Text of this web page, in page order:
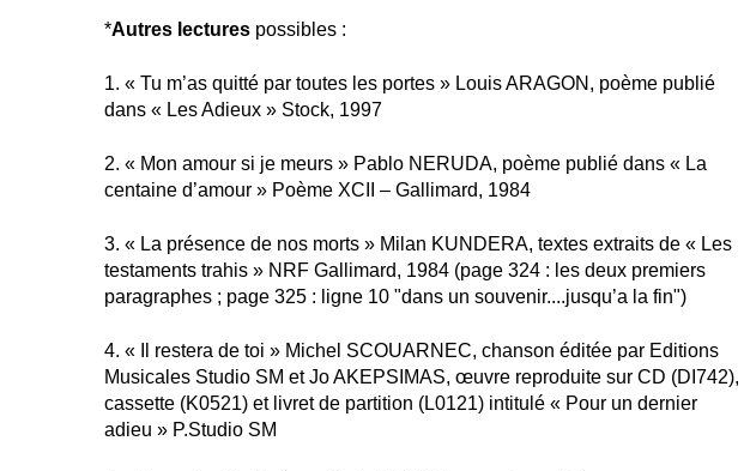
*Autres lectures possibles :
1. « Tu m’as quitté par toutes les portes » Louis ARAGON, poème publié
dans « Les Adieux » Stock, 1997
2. « Mon amour si je meurs » Pablo NERUDA, poème publié dans « La
centaine d’amour » Poème XCII – Gallimard, 1984
3. « La présence de nos morts » Milan KUNDERA, textes extraits de « Les
testaments trahis » NRF Gallimard, 1984 (page 324 : les deux premiers
paragraphes ; page 325 : ligne 10 "dans un souvenir....jusqu’a la fin")
4. « Il restera de toi » Michel SCOUARNEC, chanson éditée par Editions
Musicales Studio SM et Jo AKEPSIMAS, œuvre reproduite sur CD (DI742),
cassette (K0521) et livret de partition (L0121) intitulé « Pour un dernier
adieu » P.Studio SM